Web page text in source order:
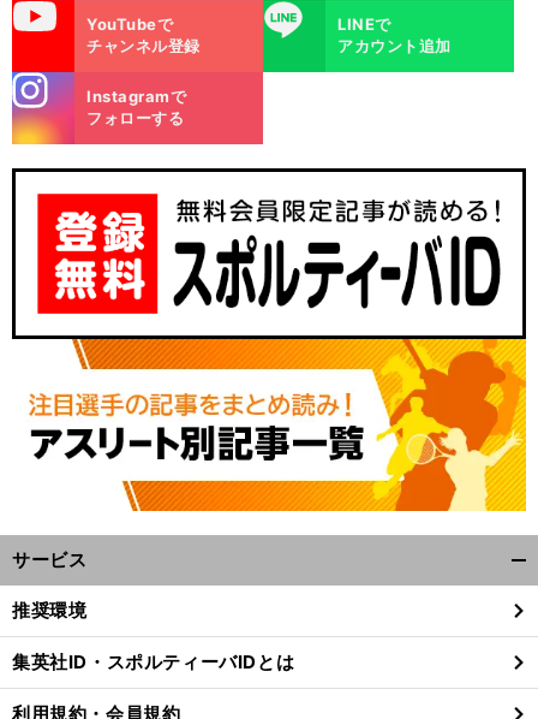
YouTubeで
チャンネル登録
LINE
LINEで
アカウント追加
m
Instagramで
フォローする
サービス
閉
る
推奨環境
集英社ID・スポルティーバIDとは
利用規約・会員規約